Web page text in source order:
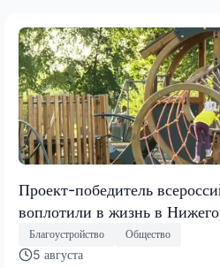
Проект-победитель
воплотили в жизнь в
Благоустройство Общество
5 августа